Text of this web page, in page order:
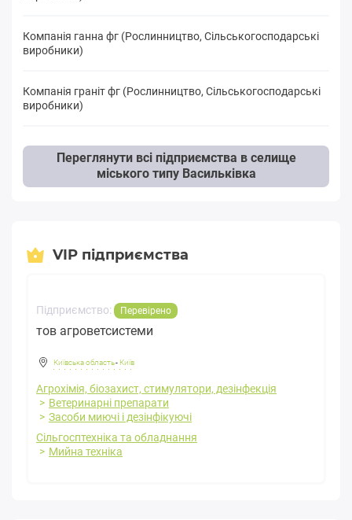
Компанія ганна фг (Рослинництво, Сільськогосподарські
виробники)
Компанія граніт фг (Рослинництво, Сільськогосподарські
виробники)
Переглянути всі підприємства в селище
міського типу Васильківка
VIP підприємства
Підприємство: Перевірено
тов агроветсистеми
Київська область- Київ
Агрохімія, біозахист, стимулятори, дезінфекція
Ветеринарні препарати
Засоби миючі і дезінфікуючі
Сільгосптехніка та обладнання
Мийна техніка